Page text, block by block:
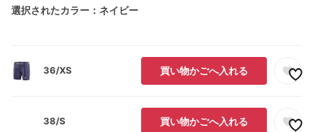
選択されたカラー：ネイビー
36/XS 買い物かごへ入れる
38/S 買い物かごへ入れる